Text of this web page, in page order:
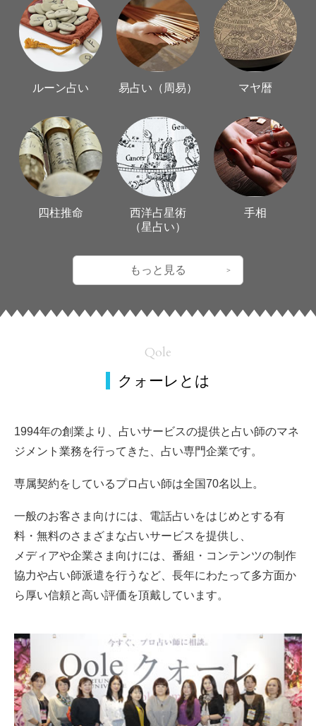
ルーン占い 易占い（周易） マヤ暦
四柱推命
西洋占星術
（星占い）
手相
もっと見る
Qole
クォーレとは
1994年の創業より、占いサービスの提供と占い師のマネ
ジメント業務を行ってきた、占い専門企業です。
専属契約をしているプロ占い師は全国70名以上。
一般のお客さま向けには、電話占いをはじめとする有
料・無料のさまざまな占いサービスを提供し、
メディアや企業さま向けには、番組・コンテンツの制作
協力や占い師派遣を行うなど、長年にわたって多方面か
ら厚い信頼と高い評価を頂戴しています。